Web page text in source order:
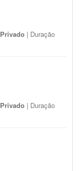
Privado | Duração
Privado | Duração